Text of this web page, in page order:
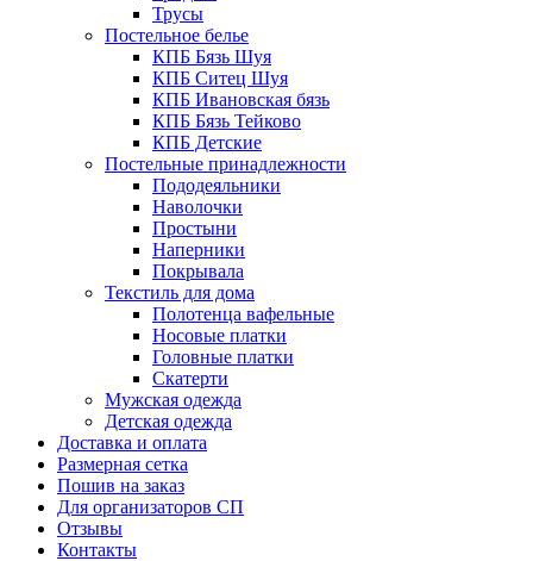
Трусы
Постельное белье
КПБ Бязь Шуя
КПБ Ситец Шуя
КПБ Ивановская бязь
КПБ Бязь Тейково
КПБ Детские
Постельные принадлежности
Пододеяльники
Наволочки
Простыни
Наперники
Покрывала
Текстиль для дома
Полотенца вафельные
Носовые платки
Головные платки
Скатерти
Мужская одежда
Детская одежда
Доставка и оплата
Размерная сетка
Пошив на заказ
Для организаторов СП
Отзывы
Контакты